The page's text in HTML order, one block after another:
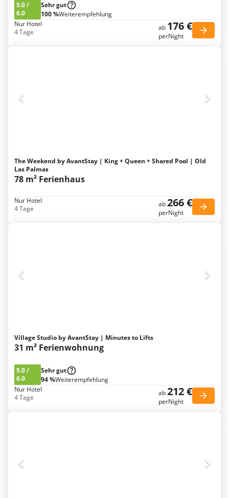
5.0/
6.0
Sehr gut
100 %Weiterempfehlung
Nur Hotel
4 Tage
ab 176 €
perNight
The Weekend by AvantStay | King + Queen + Shared Pool | Old
Las Palmas
78 m² Ferienhaus
Nur Hotel
4 Tage
ab266 €
perNight
Village Studio by AvantStay | Minutes to Lifts
31 m² Ferienwohnung
5.0/
6.0
Sehr gut
94 %Weiterempfehlung
Nur Hotel
4 Tage
ab212 €
perNight